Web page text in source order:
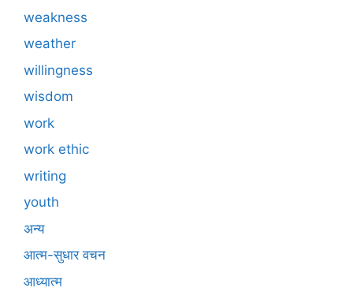
weakness
weather
willingness
wisdom
work
work ethic
writing
youth
अन्य
आत्म-सुधार वचन
आध्यात्म